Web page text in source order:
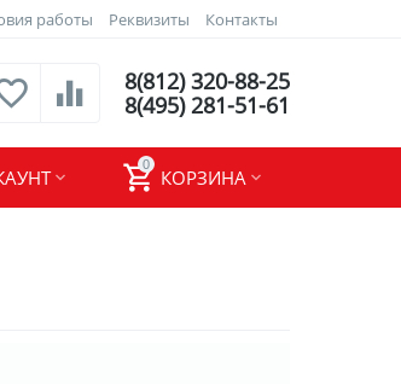
работы Реквизиты Контакты
8(812) 320-88-25
8(495) 281-51-61
0
КОРЗИНА